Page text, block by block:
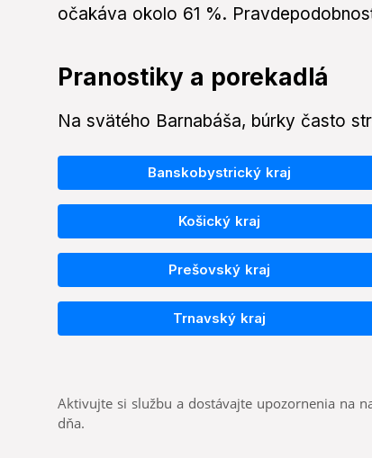
očakáva okolo 61 %.
Pranostiky a porekadlá
Na svätého Barnabáša, búrky často
Banskobystrický kraj
Košický kraj
Prešovský kraj
Trnavský kraj
Aktivujte si službu a dostávajte upozornenia na
dňa.